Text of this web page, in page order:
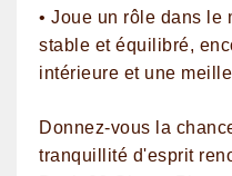
• Joue un rôle dans le
stable et équilibré,
intérieure et une
Donnez-vous la
tranquillité d'esprit